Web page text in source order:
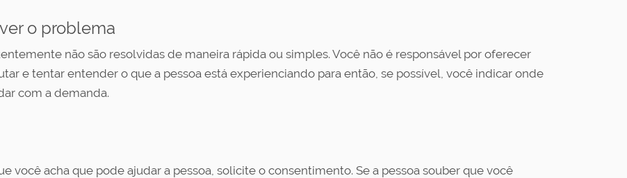
o problema
não são resolvidas de maneira rápida ou simples. Você não é responsável por oferecer
e tentar entender o que a pessoa está experienciando para então, se possível, você indicar onde
com a demanda.
você acha que pode ajudar a pessoa, solicite o consentimento. Se a pessoa souber que você